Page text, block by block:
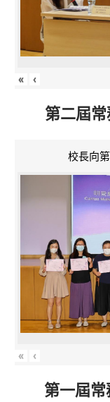
« ‹
第二屆
校長向
« ‹
第一屆